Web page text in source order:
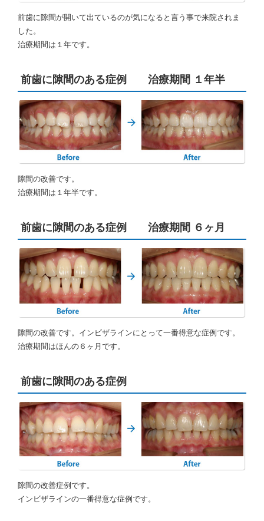
前歯に隙間が開いて出ているのが気になると言う事で来院されま
した。
治療期間は１年です。
前歯に隙間のある症例 治療期間 １年半
隙間の改善です。
治療期間は１年半です。
前歯に隙間のある症例 治療期間 ６ヶ月
隙間の改善です。インビザラインにとって一番得意な症例です。
治療期間はほんの６ヶ月です。
前歯に隙間のある症例
隙間の改善症例です。
インビザラインの一番得意な症例です。